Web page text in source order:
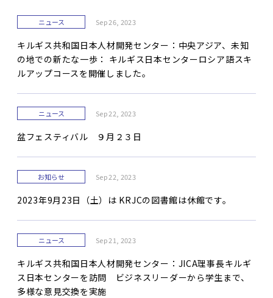
ニュース Sep 26, 2023
キルギス共和国日本人材開発センター：中央アジア、未知
の地での新たな一歩： キルギス日本センターロシア語スキ
ルアップコースを開催しました。
ニュース Sep 22, 2023
盆フェスティバル ９月２３日
お知らせ Sep 22, 2023
2023年9月23日（土）は KRJCの図書館は休館です。
ニュース Sep 21, 2023
キルギス共和国日本人材開発センター：JICA理事長キルギ
ス日本センターを訪問 ビジネスリーダーから学生まで、
多様な意見交換を実施